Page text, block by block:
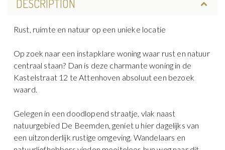
DESCRIPTION
Rust, ruimte en natuur op een unieke locatie
Op zoek naar een instapklare woning waar rust en natuur
centraal staan? Dan is deze charmante woning in de
Kastelstraat 12 te Attenhoven absoluut een bezoek
waard.
Gelegen in een doodlopend straatje, vlak naast
natuurgebied De Beemden, geniet u hier dagelijks van
een uitzonderlijk rustige omgeving. Wandelaars en